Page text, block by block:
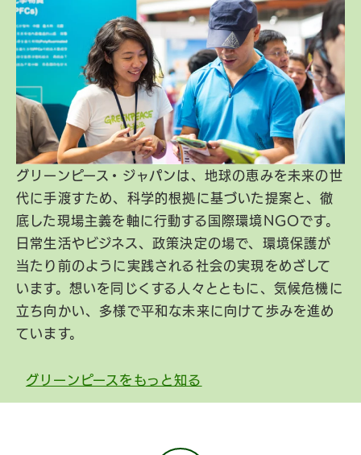
グリーンピース・ジャパンは、地球の恵みを未来の世
代に手渡すため、科学的根拠に基づいた提案と、徹
底した現場主義を軸に行動する国際環境NGOです。
日常生活やビジネス、政策決定の場で、環境保護が
当たり前のように実践される社会の実現をめざして
います。想いを同じくする人々とともに、気候危機に
立ち向かい、多様で平和な未来に向けて歩みを進め
ています。
グリーンピースをもっと知る